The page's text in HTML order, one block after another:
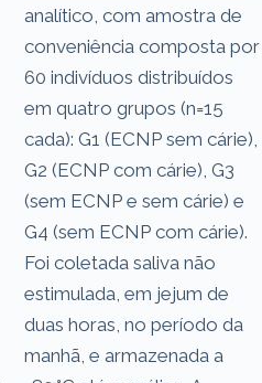
analítico, com amostra de
conveniência composta por
60 indivíduos distribuídos
em quatro grupos (n=15
cada): G1 (ECNP sem cárie),
G2 (ECNP com cárie), G3
(sem ECNP e sem cárie) e
G4 (sem ECNP com cárie).
Foi coletada saliva não
estimulada, em jejum de
duas horas, no período da
manhã, e armazenada a